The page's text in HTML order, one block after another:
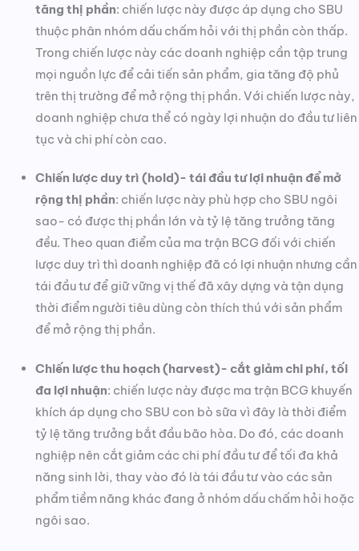
tăng thị phần: chiến lược này được áp dụng cho SBU
thuộc phân nhóm dấu chấm hỏi với thị phần còn thấp.
Trong chiến lược này các doanh nghiệp cần tập trung
mọi nguồn lực để cải tiến sản phẩm, gia tăng độ phủ
trên thị trường để mở rộng thị phần. Với chiến lược này,
doanh nghiệp chưa thể có ngày lợi nhuận do đầu tư liên
tục và chi phí còn cao.
Chiến lược duy trì (hold)- tái đầu tư lợi nhuận để mở
rộng thị phần: chiến lược này phù hợp cho SBU ngôi
sao- có được thị phần lớn và tỷ lệ tăng trưởng tăng
đều. Theo quan điểm của ma trận BCG đối với chiến
lược duy trì thì doanh nghiệp đã có lợi nhuận nhưng cần
tái đầu tư để giữ vững vị thế đã xây dựng và tận dụng
thời điểm người tiêu dùng còn thích thú với sản phẩm
để mở rộng thị phần.
Chiến lược thu hoạch (harvest)- cắt giảm chi phí, tối
đa lợi nhuận: chiến lược này được ma trận BCG khuyến
khích áp dụng cho SBU con bò sữa vì đây là thời điểm
tỷ lệ tăng trưởng bắt đầu bão hòa. Do đó, các doanh
nghiệp nên cắt giảm các chi phí đầu tư để tối đa khả
năng sinh lời, thay vào đó là tái đầu tư vào các sản
phẩm tiềm năng khác đang ở nhóm dấu chấm hỏi hoặc
ngôi sao.